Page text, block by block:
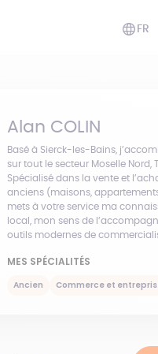
FR
Alan COLIN
Basé à Sierck-les-Bains,
sur tout le secteur Moselle Nord,
Spécialisé dans la vente et
anciens (maisons,
mets à votre service ma
local, mon sens de
outils modernes de
MES SPÉCIALITÉS
Ancien Commerce et